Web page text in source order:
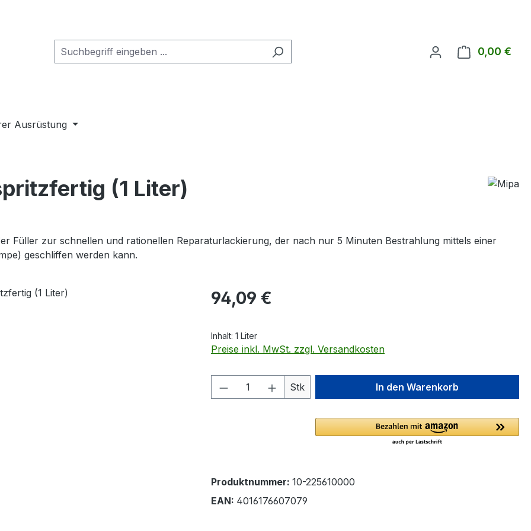
0,00 €
Ausrüstung
(1 Liter)
Füller zur schnellen und rationellen Reparaturlackierung, der nach nur 5 Minuten Bestrahlung mittels einer
geschliffen werden kann.
Regulärer Preis:
94,09 €
Inhalt: 1 Liter
Preise inkl. MwSt. zzgl. Versandkosten
Produkt Anzahl: Gib den gewünschten Wert
Stk In den Warenkorb
Produktnummer: 10-225610000
EAN: 4016176607079